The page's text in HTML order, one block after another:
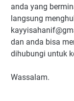
anda yang
langsung
dan anda bisa
dihubungi untuk
Wassalam.